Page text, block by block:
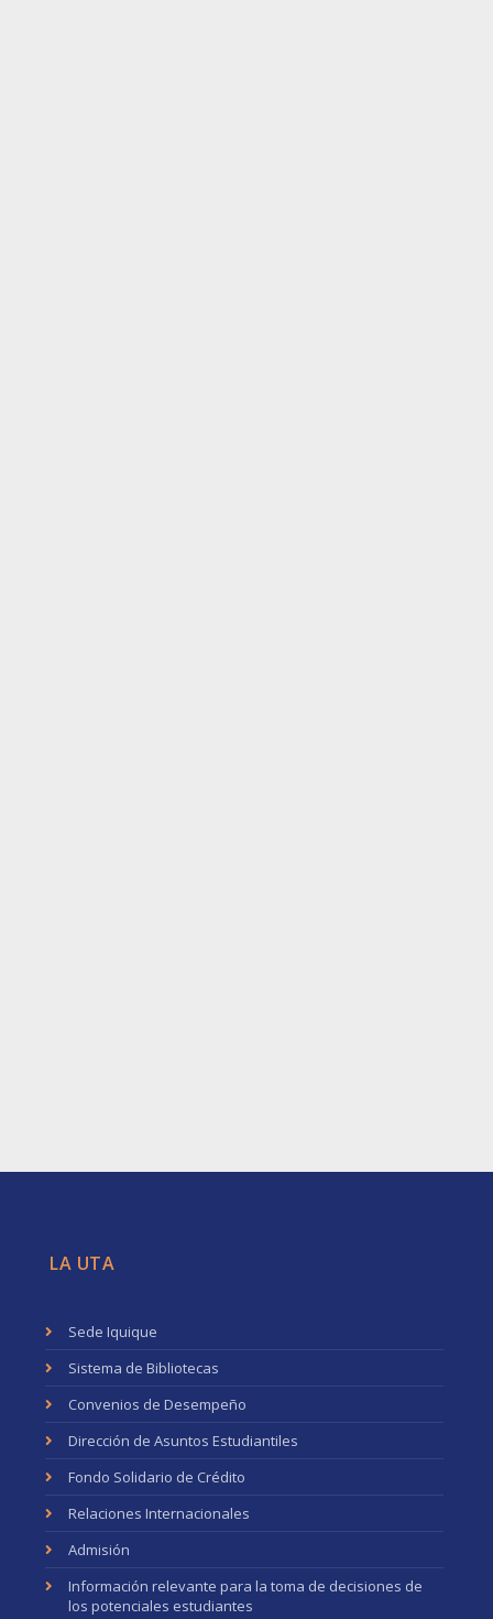
LA UTA
Sede Iquique
Sistema de Bibliotecas
Convenios de Desempeño
Dirección de Asuntos Estudiantiles
Fondo Solidario de Crédito
Relaciones Internacionales
Admisión
Información relevante para la toma de decisiones de
los potenciales estudiantes